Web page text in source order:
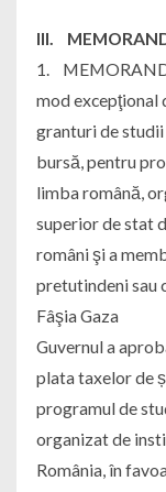
III.
1.
mod excepţional
granturi de
bursă, pentru
limba română,
superior de stat
români şi a
pretutindeni sau
Fâşia Gaza
Guvernul a
plata taxelor de
programul de
organizat de
România, în